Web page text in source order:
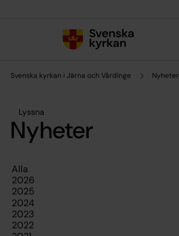
Svenska kyrkan i Järna och Vårdinge Nyheter
Lyssna
Nyheter